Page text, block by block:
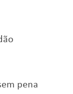
pena